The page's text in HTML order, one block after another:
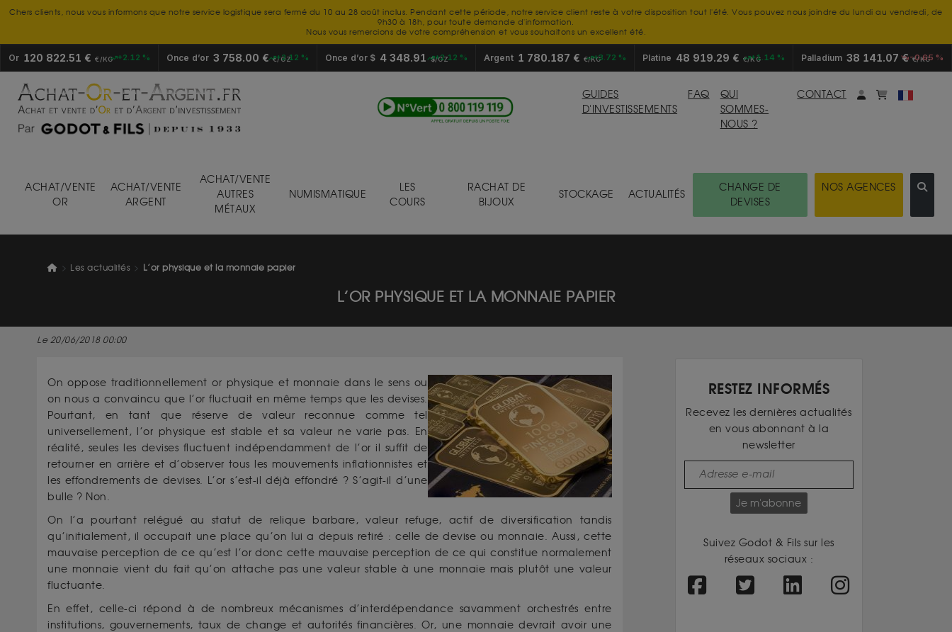
Chers clients, nous vous informons que notre service logistique sera fermé du 10 au 28 août inclus. Pendant cette période, notre service client reste à votre disposition tout l'été. Vous pouvez nous joindre du lundi au vendredi, de
9h30 à 18h, pour toute demande d'information.
Nous vous remercions de votre compréhension et vous souhaitons un excellent été.
Or 120 822.51 € €/KG +2.12 % Once d’or 3 758.00 €€/OZ
+2.12 % Once d’or $ 4 348.91 $/OZ
+2.12 % Argent 1 780.187 € €/KG+3.72 % Platine 48 919.29 € €/KG+1.14 % Palladium 38 141.07 €€/KG
-0.65 %
GUIDES
D'INVESTISSEMENTS
FAQ
QUI
SOMMES-
NOUS ?
CONTACT Mon compte
monpanier
ACHAT/VENTE
OR
ACHAT/VENTE
ARGENT
ACHAT/VENTE
AUTRES
MÉTAUX
NUMISMATIQUE
LES
COURS
RACHAT DE
BIJOUX
STOCKAGE ACTUALITÉS
CHANGE DE
DEVISES
NOS AGENCES
Les actualités L’or physique et la monnaie papier
L’OR PHYSIQUE ET LA MONNAIE PAPIER
Le 20/06/2018 00:00
On oppose traditionnellement or physique et monnaie dans le sens ou
on nous a convaincu que l’or fluctuait en même temps que les devises.
Pourtant, en tant que réserve de valeur reconnue comme tel
universellement, l’or physique est stable et sa valeur ne varie pas. En
réalité, seules les devises fluctuent indépendamment de l’or il suffit de
retourner en arrière et d’observer tous les mouvements inflationnistes et
les effondrements de devises. L’or s’est-il déjà effondré ? S’agit-il d’une
bulle ? Non.
On l’a pourtant relégué au statut de relique barbare, valeur refuge, actif de diversification tandis
qu’initialement, il occupait une place qu’on lui a depuis retiré : celle de devise ou monnaie. Aussi, cette
mauvaise perception de ce qu’est l’or donc cette mauvaise perception de ce qui constitue normalement
une monnaie vient du fait qu’on attache pas une valeur stable à une monnaie mais plutôt une valeur
fluctuante.
En effet, celle-ci répond à de nombreux mécanismes d’interdépendance savamment orchestrés entre
institutions, gouvernements, taux de change et autorités financières. Or, une monnaie devrait avoir une
RESTEZ INFORMÉS
Recevez les dernières actualités
en vous abonnant à la
newsletter
Je m'abonne
Suivez Godot & Fils sur les
réseaux sociaux :